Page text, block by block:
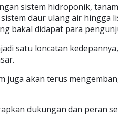
sistem hidroponik,
daur ulang air hingga
bakal didapat para
satu loncatan
juga akan terus
dukungan dan peran